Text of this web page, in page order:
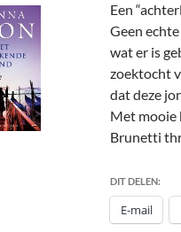
Een
Geen
wat er is
zoektocht
dat deze
Met mooie
Brunetti
DIT DELEN:
E-mail